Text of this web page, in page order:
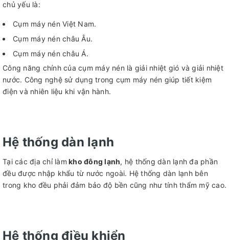
chủ yếu là:
Cụm máy nén Việt Nam.
Cụm máy nén châu Âu.
Cụm máy nén châu Á.
Công năng chính của cụm máy nén là giải nhiệt gió và giải nhiệt
nước. Công nghệ sử dụng trong cụm máy nén giúp tiết kiệm
điện và nhiên liệu khi vận hành.
Hệ thống dàn lạnh
Tại các địa chỉ làm kho đông lạnh, hệ thống dàn lạnh đa phần
đều được nhập khẩu từ nước ngoài. Hệ thống dàn lạnh bên
trong kho đều phải đảm bảo độ bền cũng như tính thẩm mỹ cao.
Hệ thống điều khiển